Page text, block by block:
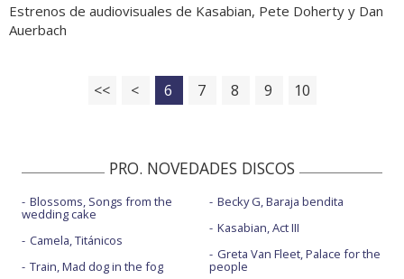
Estrenos de audiovisuales de Kasabian, Pete Doherty y Dan
Auerbach
<< < 6 7 8 9 10
PRO. NOVEDADES DISCOS
Blossoms, Songs from the
wedding cake
Camela, Titánicos
Train, Mad dog in the fog
Becky G, Baraja bendita
Kasabian, Act III
Greta Van Fleet, Palace for the
people